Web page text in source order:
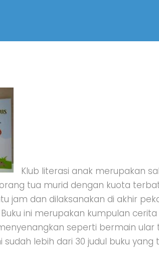
Klub literasi anak merupakan
tua murid dengan kuota
jam dan dilaksanakan di akhir
ini merupakan kumpulan
seperti bermain ular
lebih dari 30 judul buku